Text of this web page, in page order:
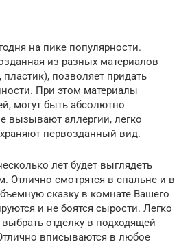
на пике популярности.
из разных материалов
пластик), позволяет придать
При этом материалы
могут быть абсолютно
вызывают аллергии, легко
первозданный вид.
лет будет выглядеть
Отлично смотрятся в спальне и в
сказку в комнате Вашего
и не боятся сырости. Легко
отделку в подходящей
вписываются в любое